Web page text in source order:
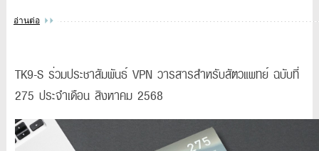
อ่านต่อ
TK9-S ร่วมประชาสัมพันธ์ VPN วารสารสำหรับสัตวแพทย์ ฉบับที่
275 ประจำเดือน สิงหาคม 2568